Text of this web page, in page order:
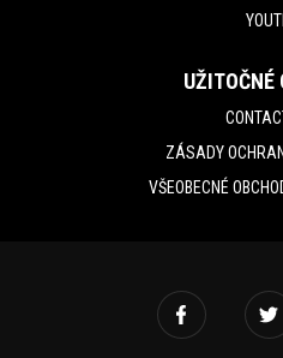
UŽITOČNÉ
ZÁSADY
VŠEOBECNÉ